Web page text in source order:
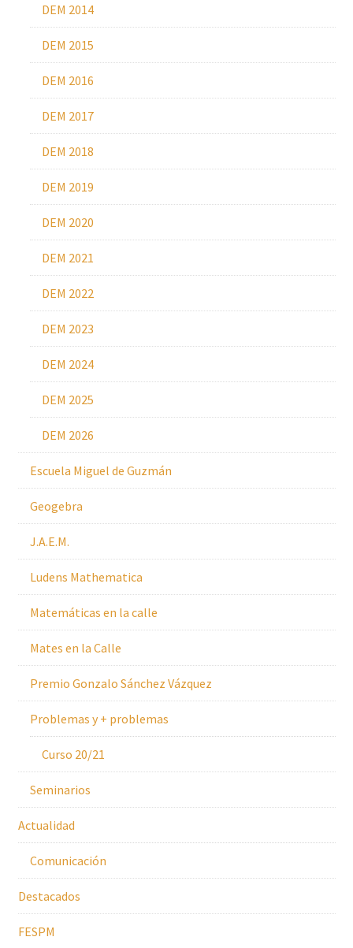
DEM 2014
DEM 2015
DEM 2016
DEM 2017
DEM 2018
DEM 2019
DEM 2020
DEM 2021
DEM 2022
DEM 2023
DEM 2024
DEM 2025
DEM 2026
Escuela Miguel de Guzmán
Geogebra
J.A.E.M.
Ludens Mathematica
Matemáticas en la calle
Mates en la Calle
Premio Gonzalo Sánchez Vázquez
Problemas y + problemas
Curso 20/21
Seminarios
Actualidad
Comunicación
Destacados
FESPM